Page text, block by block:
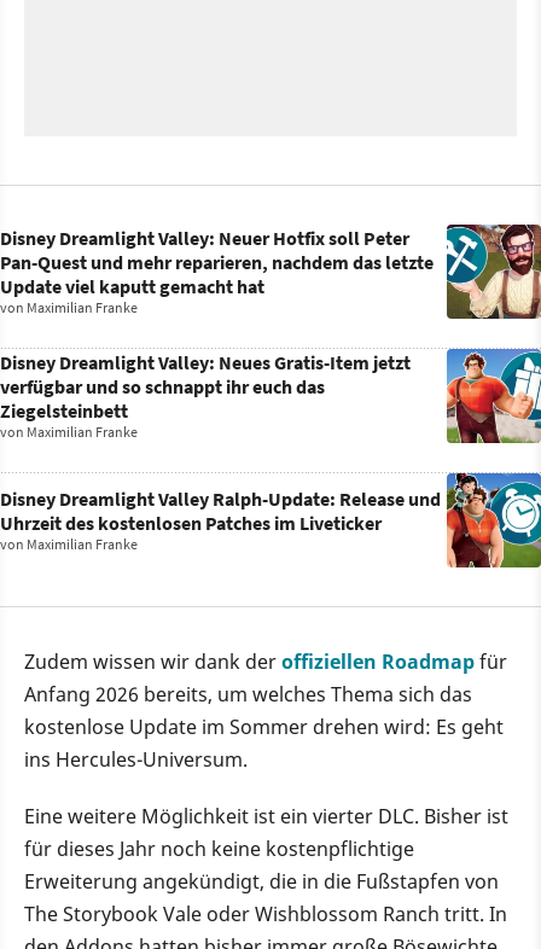
Disney Dreamlight Valley: Neuer Hotfix soll Peter
Pan-Quest und mehr reparieren, nachdem das letzte
Update viel kaputt gemacht hat
von Maximilian Franke
Disney Dreamlight Valley: Neues Gratis-Item jetzt
verfügbar und so schnappt ihr euch das
Ziegelsteinbett
von Maximilian Franke
Disney Dreamlight Valley Ralph-Update: Release und
Uhrzeit des kostenlosen Patches im Liveticker
von Maximilian Franke
Zudem wissen wir dank deroffiziellen Roadmapfür
Anfang 2026 bereits, um welches Thema sich das
kostenlose Update im Sommer drehen wird: Es geht
ins Hercules-Universum.
Eine weitere Möglichkeit ist ein vierter DLC. Bisher ist
für dieses Jahr noch keine kostenpflichtige
Erweiterung angekündigt, die in die Fußstapfen von
The Storybook Vale oder Wishblossom Ranch tritt. In